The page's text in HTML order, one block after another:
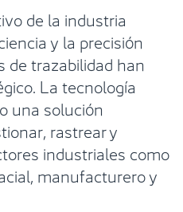
de la industria
y la precisión
de trazabilidad han
La tecnología
una solución
rastrear y
industriales como
manufacturero y